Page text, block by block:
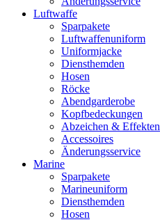
Luftwaffe
Sparpakete
Luftwaffenuniform
Uniformjacke
Diensthemden
Hosen
Röcke
Abendgarderobe
Kopfbedeckungen
Abzeichen & Effekten
Accessoires
Änderungsservice
Marine
Sparpakete
Marineuniform
Diensthemden
Hosen